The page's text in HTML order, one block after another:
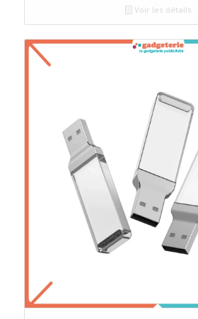
Voir les détails